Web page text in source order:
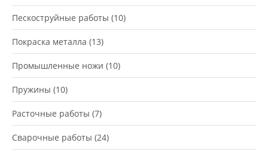
Пескоструйные работы (10)
Покраска металла (13)
Промышленные ножи (10)
Пружины (10)
Расточные работы (7)
Сварочные работы (24)